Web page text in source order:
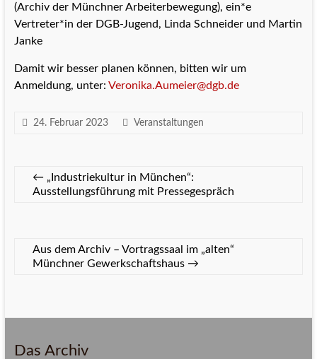
(Archiv der Münchner Arbeiterbewegung), ein*e
Vertreter*in der DGB-Jugend, Linda Schneider und Martin
Janke
Damit wir besser planen können, bitten wir um
Anmeldung, unter: Veronika.Aumeier@dgb.de
24. Februar 2023 Veranstaltungen
← „Industriekultur in München“:
Ausstellungsführung mit Pressegespräch
Aus dem Archiv – Vortragssaal im „alten“
Münchner Gewerkschaftshaus →
Das Archiv